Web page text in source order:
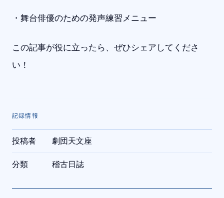
・舞台俳優のための発声練習メニュー
この記事が役に立ったら、ぜひシェアしてくださ
い！
記録情報
投稿者 劇団天文座
分類 稽古日誌